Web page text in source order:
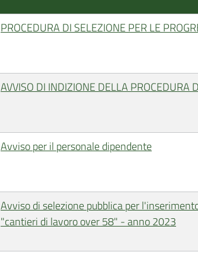
PROCEDURA DI SELEZIONE PER LE
AVVISO DI INDIZIONE DELLA PROCEDURA
Avviso per il personale dipendente
Avviso di selezione pubblica per
"cantieri di lavoro over 58" - anno 2023